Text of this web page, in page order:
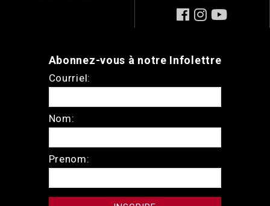
Abonnez-vous à notre Infolettre
Courriel:
Nom:
Prenom: